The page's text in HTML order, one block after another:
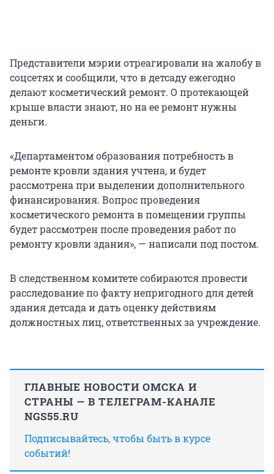
Представители мэрии отреагировали на жалобу в
соцсетях и сообщили, что в детсаду ежегодно
делают косметический ремонт. О протекающей
крыше власти знают, но на ее ремонт нужны
деньги.
«Департаментом образования потребность в
ремонте кровли здания учтена, и будет
рассмотрена при выделении дополнительного
финансирования. Вопрос проведения
косметического ремонта в помещении группы
будет рассмотрен после проведения работ по
ремонту кровли здания», — написали под постом.
В следственном комитете собираются провести
расследование по факту непригодного для детей
здания детсада и дать оценку действиям
должностных лиц, ответственных за учреждение.
ГЛАВНЫЕ НОВОСТИ ОМСКА И
СТРАНЫ — В ТЕЛЕГРАМ-КАНАЛЕ
NGS55.RU
Подписывайтесь, чтобы быть в курсе
событий!